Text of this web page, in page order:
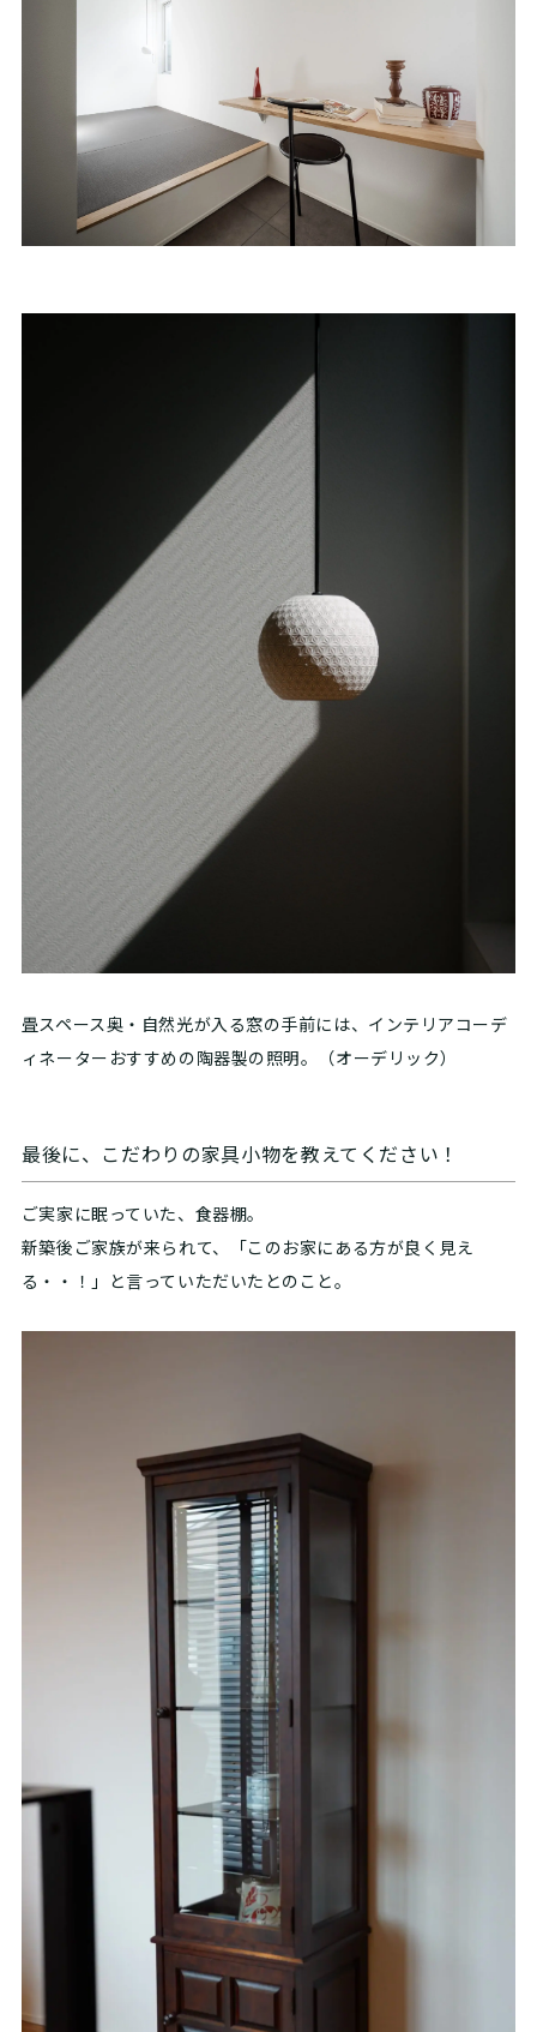
畳スペース奥・自然光が入る窓の手前には、インテリアコーデ
ィネーターおすすめの陶器製の照明。（オーデリック）
最後に、こだわりの家具小物を教えてください！
ご実家に眠っていた、食器棚。
新築後ご家族が来られて、「このお家にある方が良く見え
る・・！」と言っていただいたとのこと。